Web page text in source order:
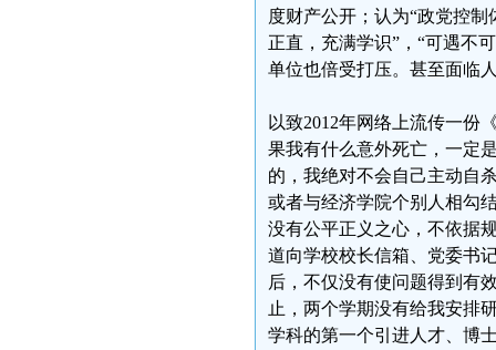
度财产公开；认为“政党控
正直，充满学识”，“可遇不
单位也倍受打压。甚至面临
以致2012年网络上流传一份
果我有什么意外死亡，一定
的，我绝对不会自己主动自
或者与经济学院个别人相勾
没有公平正义之心，不依据
道向学校校长信箱、党委书
后，不仅没有使问题得到有
止，两个学期没有给我安排
学科的第一个引进人才、博